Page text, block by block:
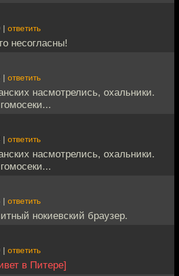
| ответить
несогласны!
| ответить
насмотрелись, охальники.
| ответить
насмотрелись, охальники.
| ответить
нокиевский браузер.
| ответить
в Питере]